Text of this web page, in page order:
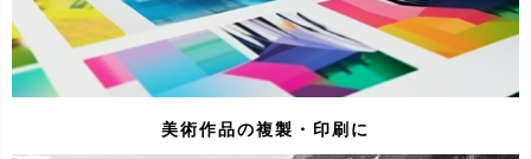
美術作品の複製・印刷に